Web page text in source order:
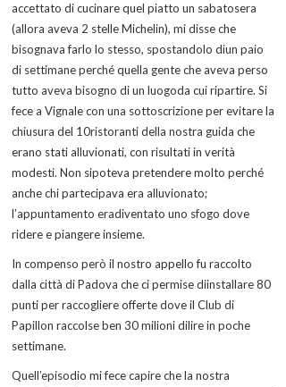
accettato di cucinare quel piatto un sabatosera
(allora aveva 2 stelle Michelin), mi disse che
bisognava farlo lo stesso, spostandolo diun paio
di settimane perché quella gente che aveva perso
tutto aveva bisogno di un luogoda cui ripartire. Si
fece a Vignale con una sottoscrizione per evitare la
chiusura del 10ristoranti della nostra guida che
erano stati alluvionati, con risultati in verità
modesti. Non sipoteva pretendere molto perché
anche chi partecipava era alluvionato;
l’appuntamento eradiventato uno sfogo dove
ridere e piangere insieme.
In compenso però il nostro appello fu raccolto
dalla città di Padova che ci permise diinstallare 80
punti per raccogliere offerte dove il Club di
Papillon raccolse ben 30 milioni dilire in poche
settimane.
Quell’episodio mi fece capire che la nostra